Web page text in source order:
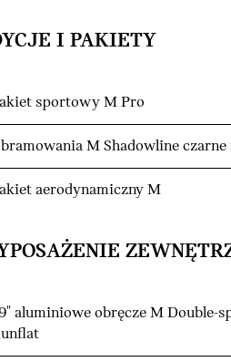
I PAKIETY
sportowy M Pro
M Shadowline
aerodynamiczny M
aluminiowe obręcze M Double-